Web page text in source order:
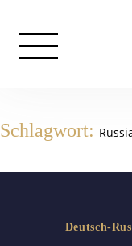
Schlagwort:
Deutsch-